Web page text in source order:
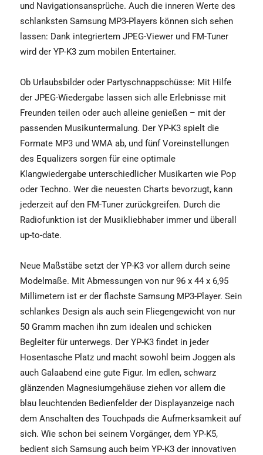
und Navigationsansprüche. Auch die inneren Werte des
schlanksten Samsung MP3-Players können sich sehen
lassen: Dank integriertem JPEG-Viewer und FM-Tuner
wird der YP-K3 zum mobilen Entertainer.
Ob Urlaubsbilder oder Partyschnappschüsse: Mit Hilfe
der JPEG-Wiedergabe lassen sich alle Erlebnisse mit
Freunden teilen oder auch alleine genießen – mit der
passenden Musikuntermalung. Der YP-K3 spielt die
Formate MP3 und WMA ab, und fünf Voreinstellungen
des Equalizers sorgen für eine optimale
Klangwiedergabe unterschiedlicher Musikarten wie Pop
oder Techno. Wer die neuesten Charts bevorzugt, kann
jederzeit auf den FM-Tuner zurückgreifen. Durch die
Radiofunktion ist der Musikliebhaber immer und überall
up-to-date.
Neue Maßstäbe setzt der YP-K3 vor allem durch seine
Modelmaße. Mit Abmessungen von nur 96 x 44 x 6,95
Millimetern ist er der flachste Samsung MP3-Player. Sein
schlankes Design als auch sein Fliegengewicht von nur
50 Gramm machen ihn zum idealen und schicken
Begleiter für unterwegs. Der YP-K3 findet in jeder
Hosentasche Platz und macht sowohl beim Joggen als
auch Galaabend eine gute Figur. Im edlen, schwarz
glänzenden Magnesiumgehäuse ziehen vor allem die
blau leuchtenden Bedienfelder der Displayanzeige nach
dem Anschalten des Touchpads die Aufmerksamkeit auf
sich. Wie schon bei seinem Vorgänger, dem YP-K5,
bedient sich Samsung auch beim YP-K3 der innovativen